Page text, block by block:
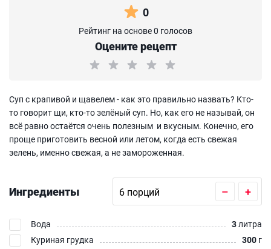
0
Рейтинг на основе 0 голосов
Оцените рецепт
Суп с крапивой и щавелем - как это правильно назвать? Кто-
то говорит щи, кто-то зелёный суп. Но, как его не называй, он
всё равно остаётся очень полезным и вкусным. Конечно, его
проще приготовить весной или летом, когда есть свежая
зелень, именно свежая, а не замороженная.
Ингредиенты – +
Вода 3литра
Куриная грудка
300 г